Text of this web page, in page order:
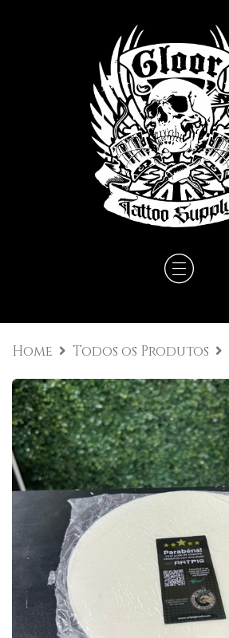
Home Todos os Produtos